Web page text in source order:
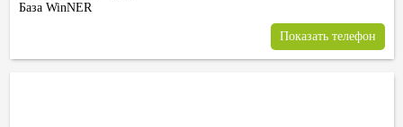
База WinNER
Показать телефон